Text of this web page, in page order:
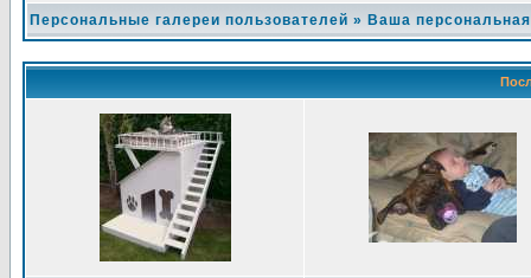
Персональные галереи пользователей » Ваша